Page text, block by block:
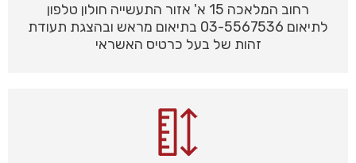
רחוב המלאכה 15 א' אזור התעשייה חולון טלפון
לתיאום 03-5567536 בתיאום מראש ובהצגת תעודת
זהות של בעל כרטיס האשראי